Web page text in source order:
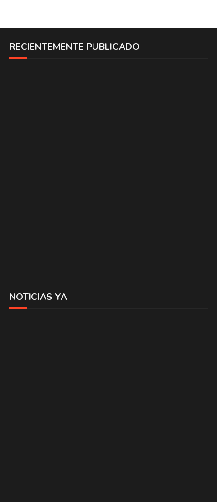
RECIENTEMENTE PUBLICADO
NOTICIAS YA